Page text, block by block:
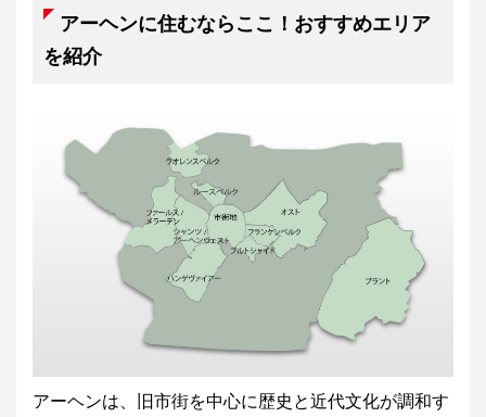
アーヘンに住むならここ！おすすめエリア
を紹介
アーヘンは、旧市街を中心に歴史と近代文化が調和す